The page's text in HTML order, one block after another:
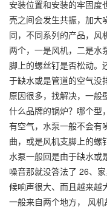
安装位置和安装的牢固度
壳之间会发生共振，加大
同，不同系列的产品，风
两个，一是风机，二是水
脚上的螺丝钉是否松动。
于缺水或是管道的空气没
原因很多，找解决，一般
什么品牌的锅炉？哪个型
有空气，水泵一般不会有
曲，或是风机支脚上的螺
水泵一般回是由于缺水或
噪音那就没答法了 26、
候响声很大、而且越来越
一般来自两个地方， 风